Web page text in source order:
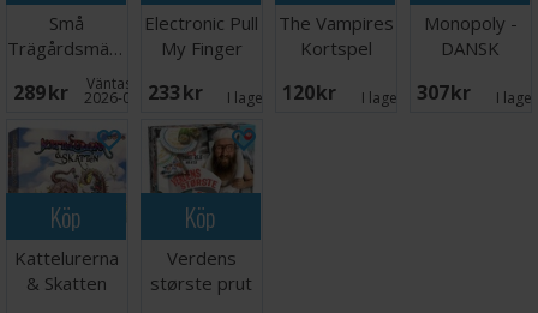
Små
Trägårdsmästare
Brädspel
289 SEK Väntas in:
2026-09-30
Electronic Pull
My Finger
233 SEK I lager:
The Vampires
Kortspel
120 SEK I lager: 2
Monopoly -
DANSK
307 SEK I
Köp
Kattelurerna
& Skatten
Köp
Verdens
største prut